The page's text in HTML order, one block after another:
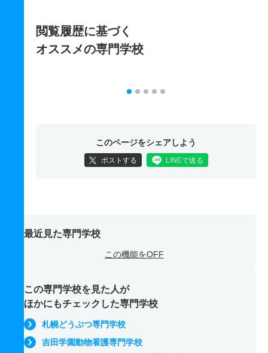
閲覧履歴に基づく
オススメの専門学校
このページをシェアしよう
ポストする LINEで送る
最近見た専門学校
この機能をOFF
この専門学校を見た人が
ほかにもチェックした専門学校
札幌どうぶつ専門学校
吉田学園動物看護専門学校